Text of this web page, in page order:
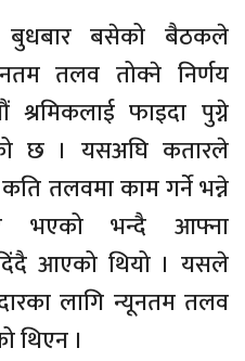
बुधबार बसेको बैठकले
तलव तोक्ने निर्णय
फाइदा पुग्ने
छ । यसअघि कतारले
तलवमा काम गर्ने भन्ने
भएको भन्दै आफ्ना
दिंदै आएको थियो । यसले
लागि न्यूनतम तलव
थिएन ।